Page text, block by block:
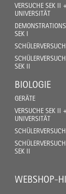
VERSUCHE SEK II
UNIVERSITÄT
SEK I
SEK II
BIOLOGIE
GERÄTE
VERSUCHE SEK II
UNIVERSITÄT
SEK II
WEBSHOP-